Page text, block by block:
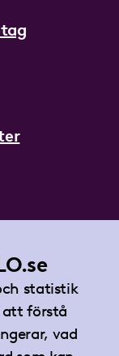
statistik
att förstå
vad